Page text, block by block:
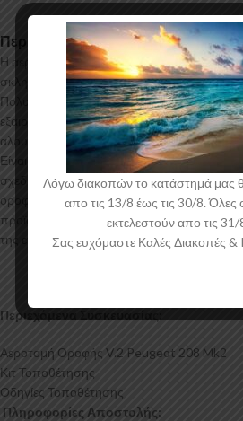
Περιγραφή
Η αεροτομή οροφής V.2 για το Peugeot 208
σκληρή Πολυουρεθάνη υψηλής πιέσεως
Πολυουρεθάνη είναι ένα πιο ανθεκτικό και
εξαιρετική εφαρμογή. Όλες οι αεροτομές
αλουμινίου για αυξημένη ποιότητα και
Είναι ελεγμένα για ανθεκτικότητα σε υψηλές
σχεδιαστεί με την καλύτερη λεπτομέρεια. Η
οροφής για το Peugeot 208 Mk2 έρχεται
προϊόν θα πρέπει να ασταρωθεί και στη
της επιλογής σας.
Περιεχόμενα Συσκευασίας:
Αεροτομή Οροφής V.2 Peugeot 208 Mk2
Κιτ Τοποθέτησης
Οδηγίες Τοποθέτησης
Πληροφορίες Αποστολής:
Λόγω διακοπών το κατάστημά μας
απο τις 13/8 έως τις 30/8. Όλες
εκτελεστούν απο τις 31/
Σας ευχόμαστε Καλές Διακοπές